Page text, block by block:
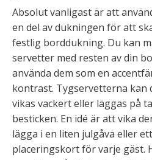
Absolut vanligast är att
en del av dukningen för att
festlig borddukning. Du kan
servetter med resten av din
använda dem som en
kontrast. Tygservetterna kan
vikas vackert eller läggas på
besticken. En idé är att vika
lägga i en liten julgåva eller
placeringskort för varje gäst.